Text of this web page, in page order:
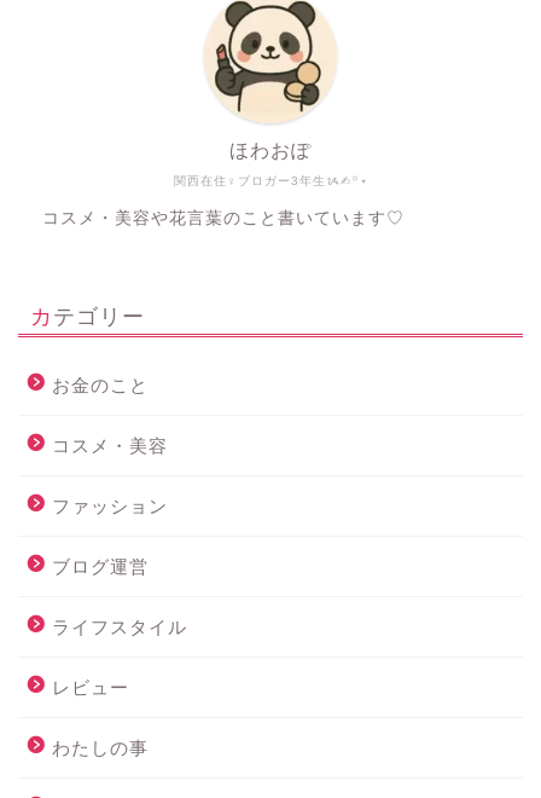
関西在住♀ブロガー3年生ᝰ✍︎꙳⋆
ほわおぽ
コスメ・美容や花言葉のこと書いています♡
カテゴリー
お金のこと
コスメ・美容
ファッション
ブログ運営
ライフスタイル
レビュー
わたしの事